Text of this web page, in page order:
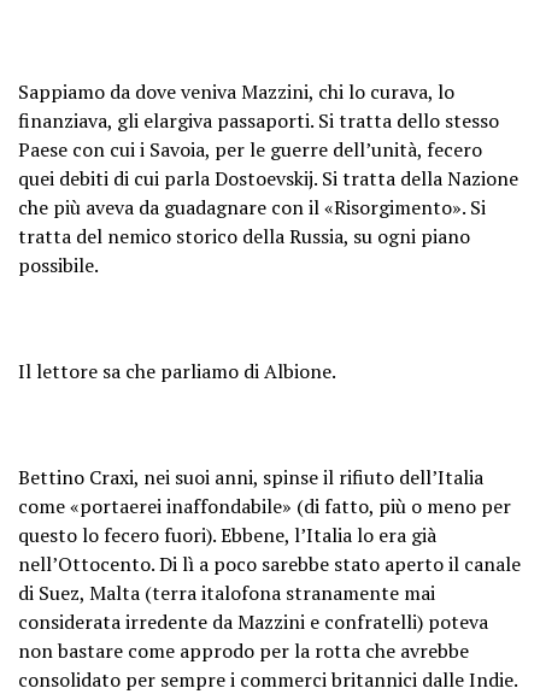
Sappiamo da dove veniva Mazzini, chi lo curava, lo
finanziava, gli elargiva passaporti. Si tratta dello stesso
Paese con cui i Savoia, per le guerre dell’unità, fecero
quei debiti di cui parla Dostoevskij. Si tratta della Nazione
che più aveva da guadagnare con il «Risorgimento». Si
tratta del nemico storico della Russia, su ogni piano
possibile.
Il lettore sa che parliamo di Albione.
Bettino Craxi, nei suoi anni, spinse il rifiuto dell’Italia
come «portaerei inaffondabile» (di fatto, più o meno per
questo lo fecero fuori). Ebbene, l’Italia lo era già
nell’Ottocento. Di lì a poco sarebbe stato aperto il canale
di Suez, Malta (terra italofona stranamente mai
considerata irredente da Mazzini e confratelli) poteva
non bastare come approdo per la rotta che avrebbe
consolidato per sempre i commerci britannici dalle Indie.